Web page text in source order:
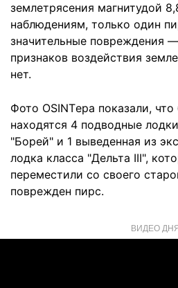
землетрясения магнитудой
наблюдениям, только один
значительные повреждения
признаков воздействия
нет.
Фото OSINTера показали, что
находятся 4 подводные
"Борей" и 1 выведенная из
лодка класса "Дельта III",
переместили со своего
поврежден пирс.
ВИДЕО